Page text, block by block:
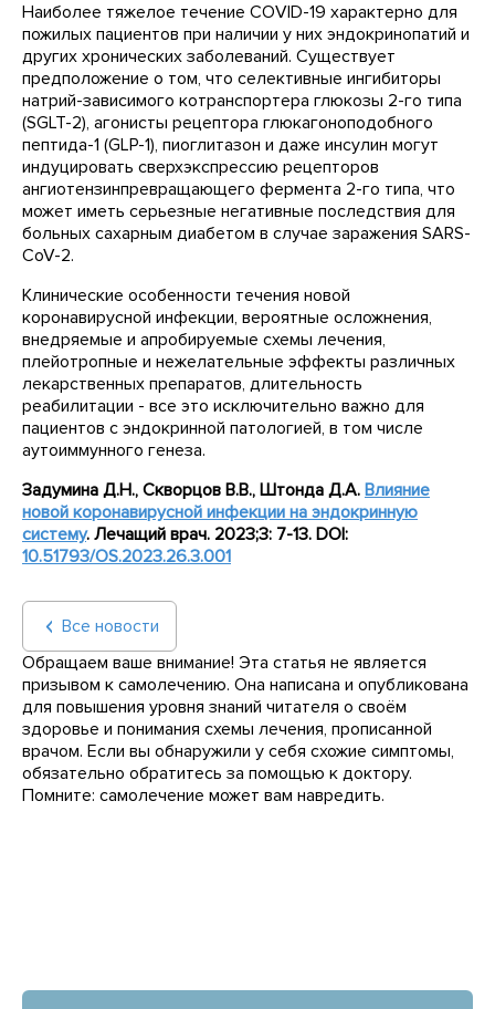
Наиболее тяжелое течение COVID-19 характерно для
пожилых пациентов при наличии у них эндокринопатий и
других хронических заболеваний. Существует
предположение о том, что селективные ингибиторы
натрий-зависимого котранспортера глюкозы 2-го типа
(SGLT-2), агонисты рецептора глюкагоноподобного
пептида-1 (GLP-1), пиоглитазон и даже инсулин могут
индуцировать сверхэкспрессию рецепторов
ангиотензинпревращающего фермента 2-го типа, что
может иметь серьезные негативные последствия для
больных сахарным диабетом в случае заражения SARS-
CoV-2.
Клинические особенности течения новой
коронавирусной инфекции, вероятные осложнения,
внедряемые и апробируемые схемы лечения,
плейотропные и нежелательные эффекты различных
лекарственных препаратов, длительность
реабилитации - все это исключительно важно для
пациентов с эндокринной патологией, в том числе
аутоиммунного генеза.
Задумина Д.Н., Скворцов В.В., Штонда Д.А. Влияние
новой коронавирусной инфекции на эндокринную
систему. Лечащий врач. 2023;3: 7-13. DOI:
10.51793/OS.2023.26.3.001
Все новости
Обращаем ваше внимание! Эта статья не является
призывом к самолечению. Она написана и опубликована
для повышения уровня знаний читателя о своём
здоровье и понимания схемы лечения, прописанной
врачом. Если вы обнаружили у себя схожие симптомы,
обязательно обратитесь за помощью к доктору.
Помните: самолечение может вам навредить.